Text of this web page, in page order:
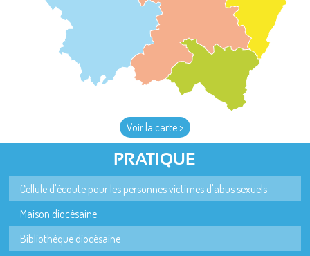
Voir la carte >
PRATIQUE
Cellule d'écoute pour les personnes victimes d'abus sexuels
Maison diocésaine
Bibliothèque diocésaine